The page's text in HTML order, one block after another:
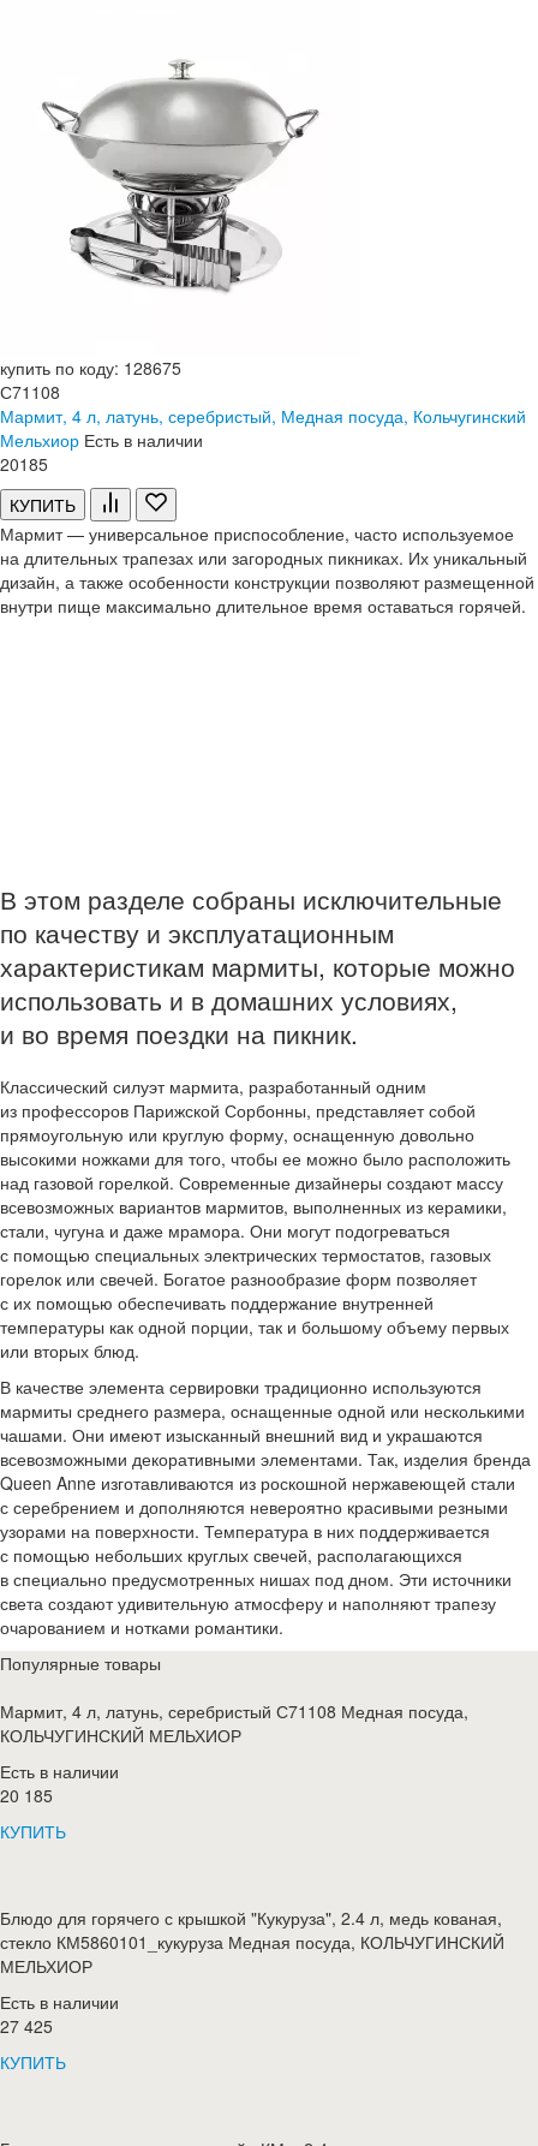
купить по коду: 128675
С71108
Мармит, 4 л, латунь, серебристый, Медная посуда, Кольчугинский
Мельхиор Есть в наличии
20185
КУПИТЬ
Мармит — универсальное приспособление, часто используемое
на длительных трапезах или загородных пикниках. Их уникальный
дизайн, а также особенности конструкции позволяют размещенной
внутри пище максимально длительное время оставаться горячей.
В этом разделе собраны исключительные
по качеству и эксплуатационным
характеристикам мармиты, которые можно
использовать и в домашних условиях,
и во время поездки на пикник.
Классический силуэт мармита, разработанный одним
из профессоров Парижской Сорбонны, представляет собой
прямоугольную или круглую форму, оснащенную довольно
высокими ножками для того, чтобы ее можно было расположить
над газовой горелкой. Современные дизайнеры создают массу
всевозможных вариантов мармитов, выполненных из керамики,
стали, чугуна и даже мрамора. Они могут подогреваться
с помощью специальных электрических термостатов, газовых
горелок или свечей. Богатое разнообразие форм позволяет
с их помощью обеспечивать поддержание внутренней
температуры как одной порции, так и большому объему первых
или вторых блюд.
В качестве элемента сервировки традиционно используются
мармиты среднего размера, оснащенные одной или несколькими
чашами. Они имеют изысканный внешний вид и украшаются
всевозможными декоративными элементами. Так, изделия бренда
Queen Anne изготавливаются из роскошной нержавеющей стали
с серебрением и дополняются невероятно красивыми резными
узорами на поверхности. Температура в них поддерживается
с помощью небольших круглых свечей, располагающихся
в специально предусмотренных нишах под дном. Эти источники
света создают удивительную атмосферу и наполняют трапезу
очарованием и нотками романтики.
Популярные товары
Мармит, 4 л, латунь, серебристый С71108 Медная посуда,
КОЛЬЧУГИНСКИЙ МЕЛЬХИОР
Есть в наличии
20 185
КУПИТЬ
Блюдо для горячего с крышкой "Кукуруза", 2.4 л, медь кованая,
стекло КМ5860101_кукуруза Медная посуда, КОЛЬЧУГИНСКИЙ
МЕЛЬХИОР
Есть в наличии
27 425
КУПИТЬ